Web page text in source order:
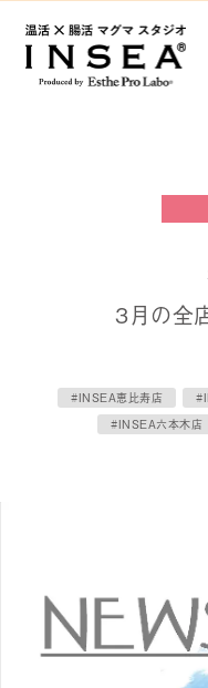
3月の全
#INSEA恵比寿店
#INSEA六本木店